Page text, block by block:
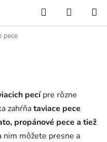
Hľadať
KOŠÍK
pece
pecípre rôzne
zahŕňataviace pece
propánové pece a tiež
nim môžete presne a